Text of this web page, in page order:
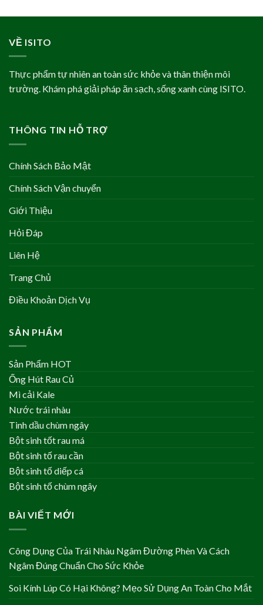
VỀ ISITO
Thực phẩm tự nhiên an toàn sức khỏe và thân thiện môi
trường. Khám phá giải pháp ăn sạch, sống xanh cùng ISITO.
THÔNG TIN HỖ TRỢ
Chính Sách Bảo Mật
Chính Sách Vận chuyển
Giới Thiệu
Hỏi Đáp
Liên Hệ
Trang Chủ
Điều Khoản Dịch Vụ
SẢN PHẨM
Sản Phẩm HOT
Ống Hút Rau Củ
Mì cải Kale
Nước trái nhàu
Tinh dầu chùm ngây
Bột sinh tốt rau má
Bột sinh tố rau cần
Bột sinh tố diếp cá
Bột sinh tố chùm ngây
BÀI VIẾT MỚI
Công Dụng Của Trái Nhàu Ngâm Đường Phèn Và Cách
Ngâm Đúng Chuẩn Cho Sức Khỏe
Soi Kính Lúp Có Hại Không? Mẹo Sử Dụng An Toàn Cho Mắt